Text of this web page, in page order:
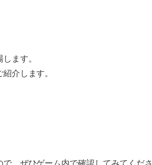
ます。
介します。
、ぜひゲーム内で確認してみてくださ